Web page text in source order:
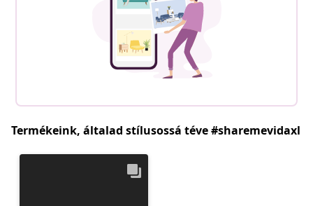
Termékeink, általad stílusossá téve #sharemevidaxl